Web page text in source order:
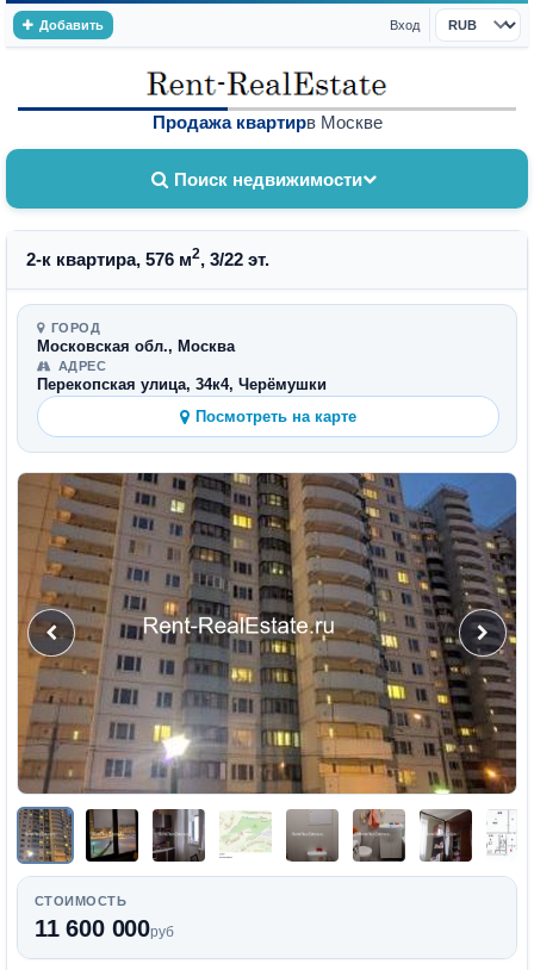
Добавить Вход
Валюта
Продажа квартирв Москве
Поиск недвижимости
2-к квартира, 576 м2, 3/22 эт.
ГОРОД
Московская обл., Москва
АДРЕС
Перекопская улица, 34к4, Черёмушки
Посмотреть на карте
СТОИМОСТЬ
11 600 000руб